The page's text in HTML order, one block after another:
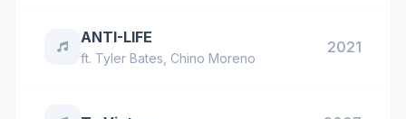
ANTI-LIFE
ft. Tyler Bates Chino Moreno
2021